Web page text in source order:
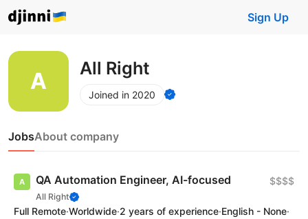
Sign Up
All Right
Joined in 2020
JobsAbout company
QA Automation Engineer, AI-focused
All Right
$$$$
Full Remote·Worldwide·2 years of experience·English - None·